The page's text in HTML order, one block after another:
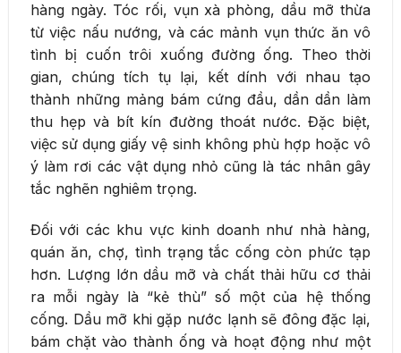
hàng ngày. Tóc rối, vụn xà phòng, dầu mỡ thừa
từ việc nấu nướng, và các mảnh vụn thức ăn vô
tình bị cuốn trôi xuống đường ống. Theo thời
gian, chúng tích tụ lại, kết dính với nhau tạo
thành những mảng bám cứng đầu, dần dần làm
thu hẹp và bít kín đường thoát nước. Đặc biệt,
việc sử dụng giấy vệ sinh không phù hợp hoặc vô
ý làm rơi các vật dụng nhỏ cũng là tác nhân gây
tắc nghẽn nghiêm trọng.
Đối với các khu vực kinh doanh như nhà hàng,
quán ăn, chợ, tình trạng tắc cống còn phức tạp
hơn. Lượng lớn dầu mỡ và chất thải hữu cơ thải
ra mỗi ngày là “kẻ thù” số một của hệ thống
cống. Dầu mỡ khi gặp nước lạnh sẽ đông đặc lại,
bám chặt vào thành ống và hoạt động như một